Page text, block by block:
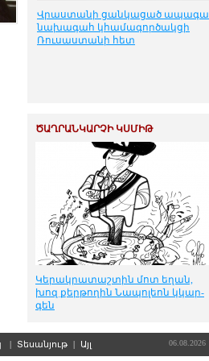
Վրաստանի ցանկացած ապագա
նախագահ կհամագործակցի
Ռուսաստանի հետ
ԾԱՂՐԱՆԿԱՐՉԻ ԿՍՄԻԹ
Կե­րակ­րա­տաշ­տին մոտ ե­ղան,
խոզ քեր­թո­ղին Նա­պո­լեոն կկար­
գեն
| Տեսանյութ | Այլ 06.08.2026